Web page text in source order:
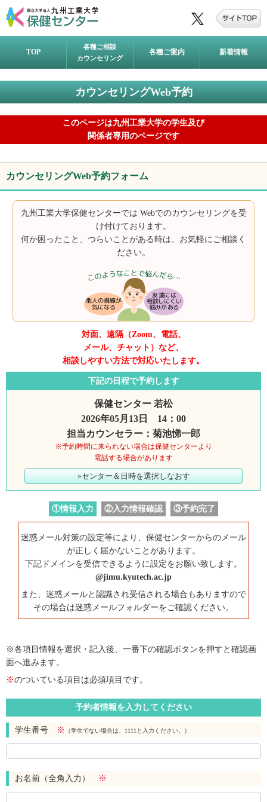
TOP
各種ご相談
カウンセリング
各種ご案内 新着情報
カウンセリングWeb予約
このページは九州工業大学の学生及び
関係者専用のページです
カウンセリングWeb予約フォーム
九州工業大学保健センターでは Webでのカウンセリングを受
け付けております。
何か困ったこと、つらいことがある時は、お気軽にご相談く
ださい。
対面、遠隔（Zoom、電話、
メール、チャット）など、
相談しやすい方法で対応いたします。
下記の日程で予約します
保健センター 若松
2026年05月13日 14：00
担当カウンセラー：菊池悌一郎
※予約時間に来られない場合は保健センターより
電話する場合があります
»センター＆日時を選択しなおす
①情報入力 ②入力情報確認 ③予約完了
迷惑メール対策の設定等により、保健センターからのメール
が正しく届かないことがあります。
下記ドメインを受信できるように設定をお願い致します。
@jimu.kyutech.ac.jp
また、迷惑メールと認識され受信される場合もありますので
その場合は迷惑メールフォルダーをご確認ください。
※各項目情報を選択・記入後、一番下の確認ボタンを押すと確認画
面へ進みます。
※のついている項目は必須項目です。
予約者情報を入力してください
学生番号 ※ （学生でない場合は、1111と入力ください。）
お名前（全角入力） ※